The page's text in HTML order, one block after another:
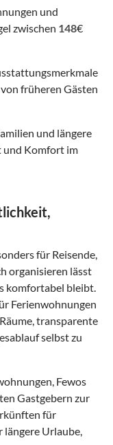
und
zwischen 148€
früheren Gästen
und längere
und Komfort im
für Reisende,
organisieren lässt
komfortabel bleibt.
Ferienwohnungen
transparente
selbst zu
Fewos
Gastgebern zur
für
Urlaube,